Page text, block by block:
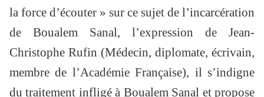
la force d’écouter » sur ce sujet de l’incarcération
de Boualem Sanal, l’expression de Jean-
Christophe Rufin (Médecin, diplomate, écrivain,
membre de l’Académie Française), il s’indigne
du traitement infligé à Boualem Sanal et propose